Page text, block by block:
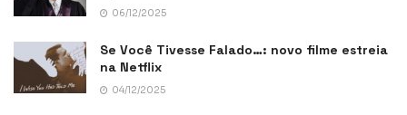
06/12/2025
Se Você Tivesse Falado…: novo filme estreia
na Netflix
04/12/2025